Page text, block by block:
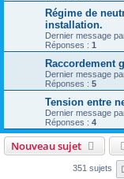
Régime de
installation.
Dernier message
Réponses : 1
Raccordement
Dernier message
Réponses : 5
Tension entre
Dernier message
Réponses : 4
Nouveau sujet
351 sujets